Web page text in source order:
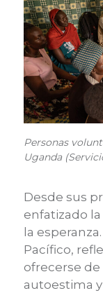
Personas
Uganda
Desde sus
enfatizado
la
Pacífico,
ofrecerse
autoestima y